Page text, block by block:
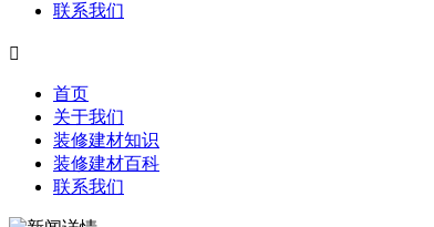
联系我们

首页
关于我们
装修建材知识
装修建材百科
联系我们